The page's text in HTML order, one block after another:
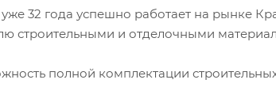
уже 32 года успешно работает на рынке
строительными и отделочными
полной комплектации